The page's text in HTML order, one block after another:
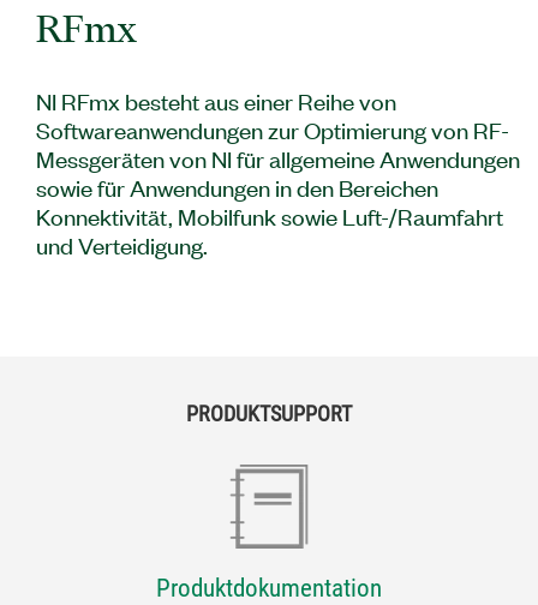
RFmx
NI RFmx besteht aus einer Reihe von
Softwareanwendungen zur Optimierung von RF-
Messgeräten von NI für allgemeine Anwendungen
sowie für Anwendungen in den Bereichen
Konnektivität, Mobilfunk sowie Luft-/Raumfahrt
und Verteidigung.
PRODUKTSUPPORT
Produktdokumentation